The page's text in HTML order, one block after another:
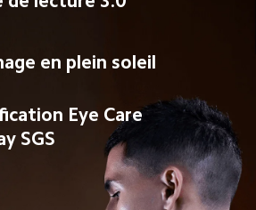
en plein soleil
Eye Care
SGS